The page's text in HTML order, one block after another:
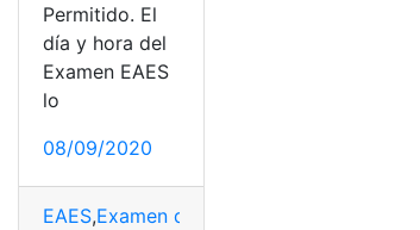
Permitido. El
día y hora del
Examen EAES
lo
08/09/2020
EAES,Examen de Acceso